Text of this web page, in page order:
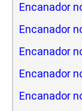
Encanador
Encanador
Encanador
Encanador
Encanador